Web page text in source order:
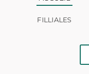
FILLIALES